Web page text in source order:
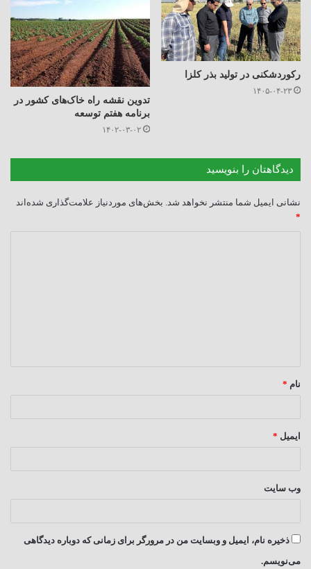
رکوردشکنی در تولید بذر کلزا
۱۴۰۵-۰۴-۲۳
تدوین نقشه راه خاک‌های کشور در
برنامه هفتم توسعه
۱۴۰۲-۰۳-۰۲
دیدگاهتان را بنویسید
نشانی ایمیل شما منتشر نخواهد شد. بخش‌های موردنیاز علامت‌گذاری شده‌اند
*
نام *
ایمیل *
وب‌ سایت
ذخیره نام، ایمیل و وبسایت من در مرورگر برای زمانی که دوباره دیدگاهی
می‌نویسم.